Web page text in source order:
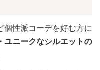
個性派コーデを好む方に
ユニークなシルエットの